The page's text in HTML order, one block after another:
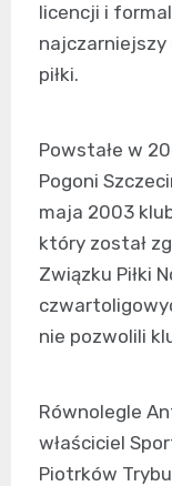
licencji i
piłki.
Powstałe w
Pogoni
maja 2003
który został
Związku Piłki
nie pozwolili
Równolegle
właściciel
Piotrków